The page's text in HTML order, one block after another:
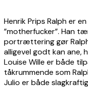
Henrik Prips Ralph er
”motherfucker”. Han
portrættering gør
alligevel godt kan ane,
Louise Wille er både
tåkrummende som
Julio er både